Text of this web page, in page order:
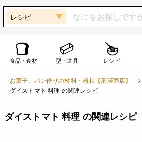
レシピ
食品・食材 型・道具 レシピ
お菓子、パン作りの材料・器具【富澤商店】
ダイストマト 料理 の関連レシピ
ダイストマト 料理 の関連レシピ